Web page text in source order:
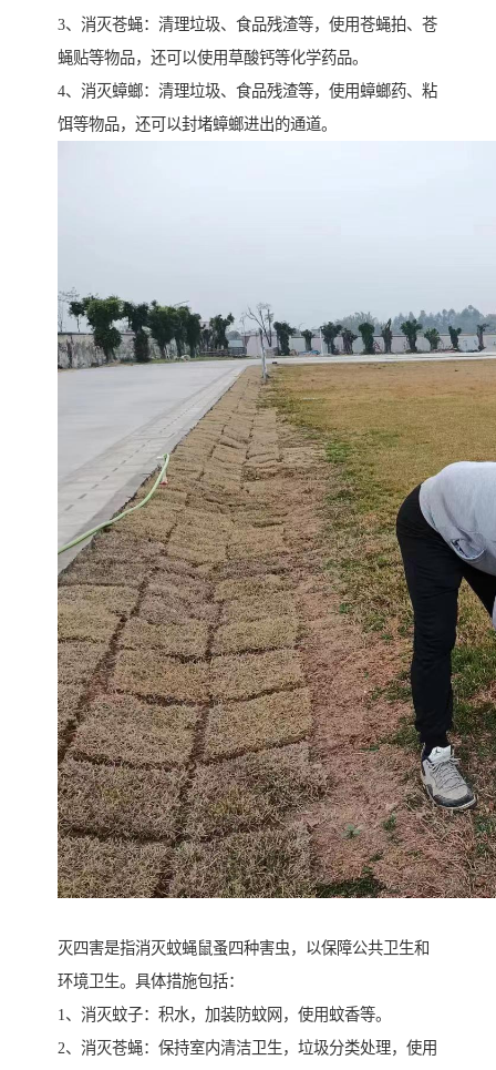
3、消灭苍蝇：清理垃圾、食品残渣等，使用苍蝇拍、苍
蝇贴等物品，还可以使用草酸钙等化学药品。
4、消灭蟑螂：清理垃圾、食品残渣等，使用蟑螂药、粘
饵等物品，还可以封堵蟑螂进出的通道。
灭四害是指消灭蚊蝇鼠蚤四种害虫，以保障公共卫生和
环境卫生。具体措施包括：
1、消灭蚊子：积水，加装防蚊网，使用蚊香等。
2、消灭苍蝇：保持室内清洁卫生，垃圾分类处理，使用